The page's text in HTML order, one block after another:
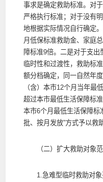
事求是确定救助标准。对
严格执行标准；对于没有
地根据实际情况自行确定
月低保标准救助金、家庭
障标准9倍。二是对于支
临时性和过渡性，救助标
额分档确定，同一自然年
（含）本市12个月当年最
超过本市最低生活保障标
本市6个月最低生活保障标
批、按月发放”方式予以救
（二）扩大救助对象范
1.急难型临时救助对象